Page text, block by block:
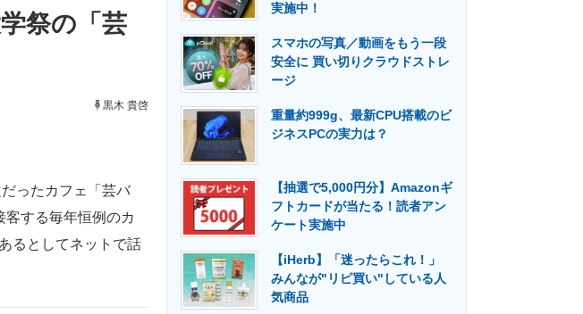
・事例 製造業のIT導入・活用を支援
エネルギーの専門メディア 建設×テクノロジーの最前線
祭の「芸
黒木 貴啓
ったカフェ「芸バ
する毎年恒例のカ
るとしてネットで話
実施中！
スマホの写真／動画をもう一段
安全に 買い切りクラウドストレ
ージ
重量約999g、最新CPU搭載のビ
ジネスPCの実力は？
【抽選で5,000円分】Amazonギ
フトカードが当たる！読者アン
ケート実施中
【iHerb】「迷ったらこれ！」
みんなが"リピ買い"している人
気商品